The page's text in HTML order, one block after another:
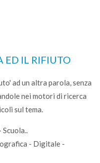
ED IL RIFIUTO
ad un altra parola, senza
nei motori di ricerca
sul tema.
- Digitale -